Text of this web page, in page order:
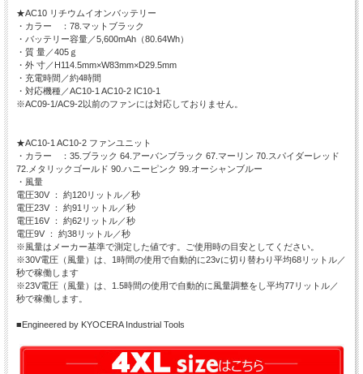
★AC10 リチウムイオンバッテリー
・カラー ：78.マットブラック
・バッテリー容量／5,600mAh（80.64Wh）
・質 量／405ｇ
・外 寸／H114.5mm×W83mm×D29.5mm
・充電時間／約4時間
・対応機種／AC10-1 AC10-2 IC10-1
※AC09-1/AC9-2以前のファンには対応しておりません。
★AC10-1 AC10-2 ファンユニット
・カラー ：35.ブラック 64.アーバンブラック 67.マーリン 70.スパイダーレッド
72.メタリックゴールド 90.ハニーピンク 99.オーシャンブルー
・風量
電圧30V ： 約120リットル／秒
電圧23V ： 約91リットル／秒
電圧16V ： 約62リットル／秒
電圧9V ： 約38リットル／秒
※風量はメーカー基準で測定した値です。ご使用時の目安としてください。
※30V電圧（風量）は、1時間の使用で自動的に23vに切り替わり平均68リットル／
秒で稼働します
※23V電圧（風量）は、1.5時間の使用で自動的に風量調整をし平均77リットル／
秒で稼働します。
■Engineered by KYOCERA Industrial Tools